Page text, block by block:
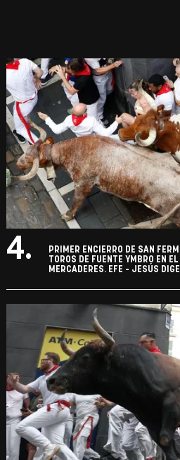
4.
PRIMER ENCIERRO DE SAN
TOROS DE FUENTE YMBRO EN
MERCADERES. EFE - JESÚS